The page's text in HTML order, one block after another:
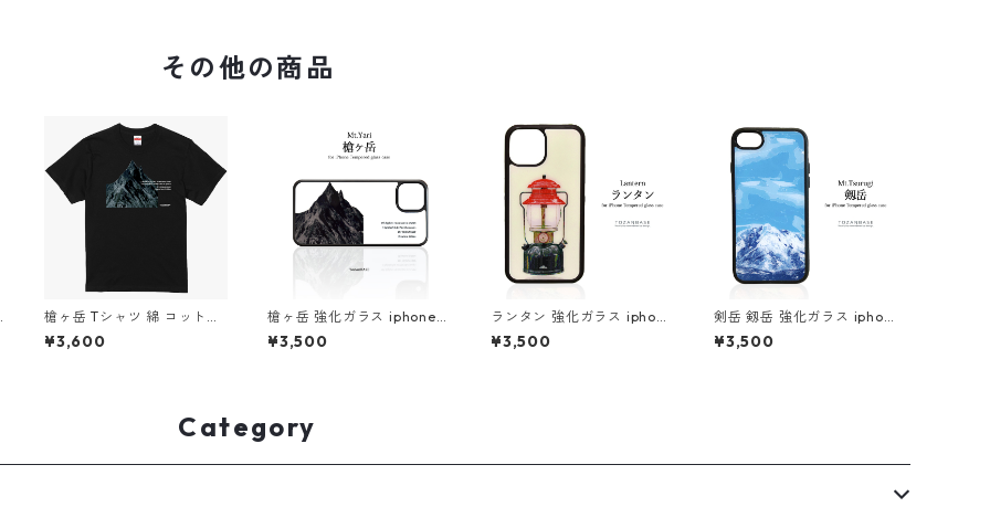
その他の商品
槍ヶ岳 Tシャツ 綿 コットン
山 登山 ブラック 山Tシャツ
山のイラスト
¥3,600
槍ヶ岳 強化ガラス iphone
スマホケース スマホカバー
アウトドア 登山 山
¥3,500
ランタン 強化ガラス iphone
スマホケース スマホカバー
アウトドア 登山 山 キャンプ
¥3,500
剣岳 剱岳 強化ガラス iphon
e スマホケース スマホカバ
ーアウトドア 登山 山 北アル
¥3,500
Category